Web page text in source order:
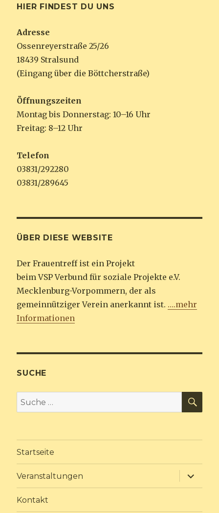
HIER FINDEST DU UNS
Adresse
Ossenreyerstraße 25/26
18439 Stralsund
(Eingang über die Böttcherstraße)
Öffnungszeiten
Montag bis Donnerstag: 10–16 Uhr
Freitag: 8–12 Uhr
Telefon
03831/292280
03831/289645
ÜBER DIESE WEBSITE
Der Frauentreff ist ein Projekt
beim VSP Verbund für soziale Projekte e.V.
Mecklenburg-Vorpommern, der als
gemeinnütziger Verein anerkannt ist. ….mehr
Informationen
SUCHE
Suche
nach:
Startseite
Veranstaltungen
Kontakt